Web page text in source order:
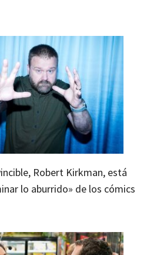
Robert Kirkman, está
lo aburrido» de los cómics